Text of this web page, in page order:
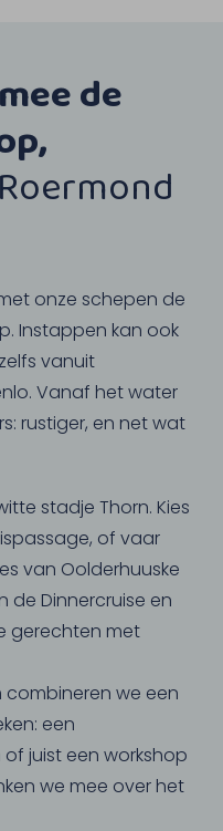
de
onze schepen de
Instappen kan ook
vanuit
Vanaf het water
rustiger, en net wat
stadje Thorn. Kies
of vaar
van Oolderhuuske
de Dinnercruise en
gerechten met
combineren we een
een
juist een workshop
we mee over het